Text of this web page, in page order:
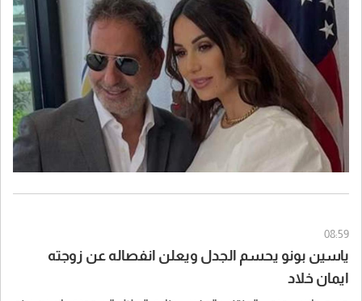
08:59
ياسين بونو يحسم الجدل ويعلن انفصاله عن زوجته
ايمان خلاد